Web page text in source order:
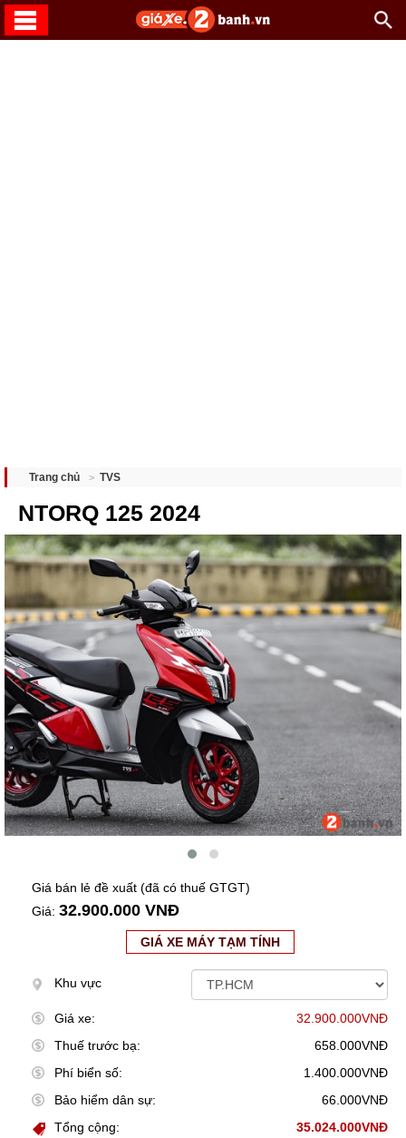
Trang chủ TVS
NTORQ 125 2024
Giá bán lẻ đề xuất (đã có thuế GTGT)
Giá: 32.900.000 VNĐ
GIÁ XE MÁY TẠM TÍNH
Khu vực
Giá xe:
32.900.000VNĐ
Thuế trước bạ:
658.000VNĐ
Phí biển số:
1.400.000VNĐ
Bảo hiểm dân sự:
66.000VNĐ
Tổng cộng:
35.024.000VNĐ